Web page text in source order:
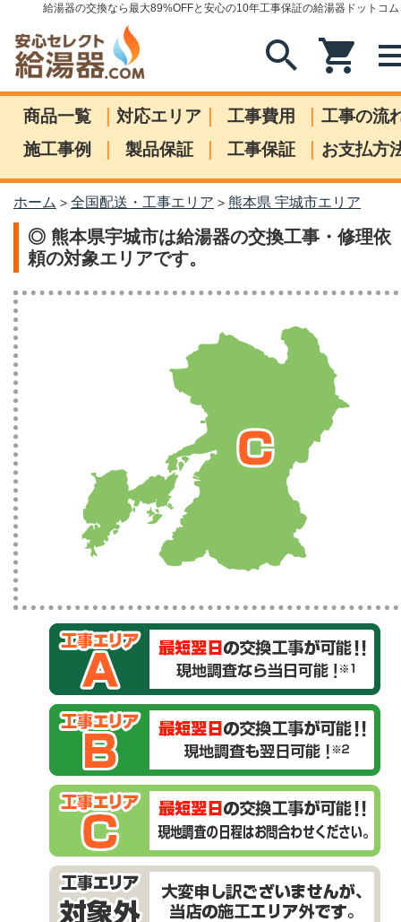
給湯器の交換なら最大89%OFFと安心の10年工事保証の給湯器ドットコム
search shopping_cart
商品一覧 | 対応エリア | 工事費用 | 工事の流
施工事例
| 製品保証 | 工事保証 | お支払方
ホーム > 全国配送・工事エリア > 熊本県 宇城市エリア
◎ 熊本県宇城市は給湯器の交換工事・修理依
頼の対象エリアです。